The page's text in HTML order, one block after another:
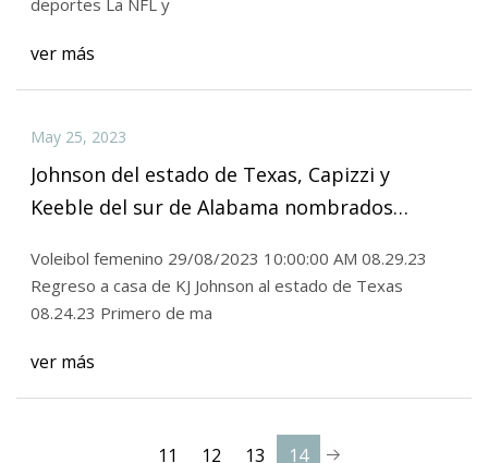
ver más
May 25, 2023
Johnson del estado de Texas, Capizzi y
Keeble del sur de Alabama nombrados
Voleibol femenino 29/08/2023 10:00:00 AM 08.29.23
Regreso a casa de KJ Johnson al estado de Texas
08.24.23 Primero de ma
ver más
11 12 13 14